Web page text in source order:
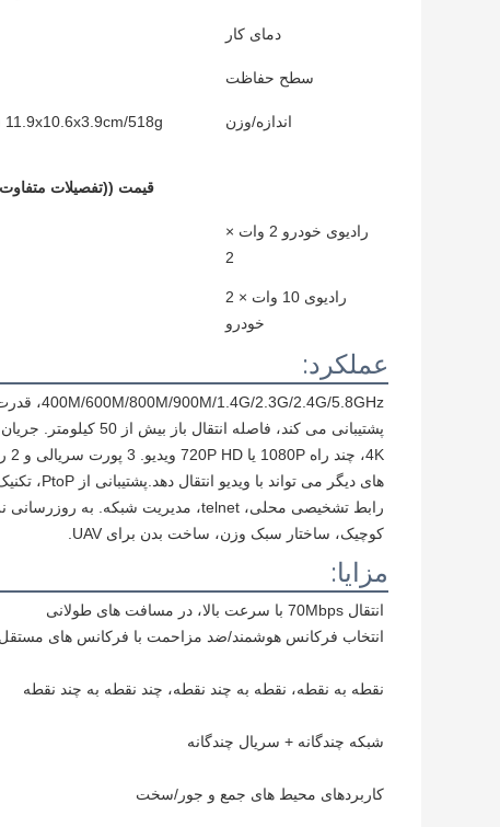
دمای کار
سطح حفاظت
اندازه/وزن
قیمت ((تفصیلات
رادیوی خودرو 2 وات ×
2
رادیوی 10 وات × 2
خودرو
عملکرد:
کوچیک، ساختار سبک وزن، ساخت بدن برای UAV.
مزایا:
انتقال 70Mbps با سرعت بالا، در مسافت های طولانی
انتخاب فرکانس هوشمند/ضد مزاحمت با فرکانس های مستقل
نقطه به نقطه، نقطه به چند نقطه، چند نقطه به چند نقطه
شبکه چندگانه + سريال چندگانه
کاربردهای محیط های جمع و جور/سخت